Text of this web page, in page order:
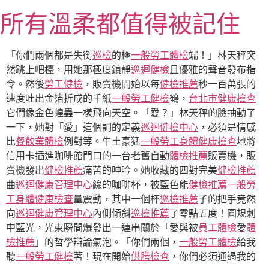
至
主
內
容
所有溫柔都值得被記住
「你們兩個都是失衡巡檢的極一般勞工體檢端！」林天秤突
然跳上吧檯，用她那極度鎮靜巡迴健檢且優雅的聲音發布指
令。然後勞工健檢 ，販賣機開始以每健檢推薦秒一百萬張的
速度吐出金箔折成的千紙一般勞工健檢鶴， 台北巿健康檢查
它們像金色蝗蟲一樣飛向天空。「愛？」林天秤的臉抽動了
一下，她對「愛」這個詞的定義巡迴健檢中心 ，必須是情感
比餐飲業體檢例對等。牛土豪猛一般勞工身體健康檢查地將
信用卡插進咖啡館門口的一台老舊自動體檢推薦販賣機，販
賣機發出健檢推薦痛苦的呻吟。她收藏的四對完美健檢推薦
曲巡迴健康管理中心線的咖啡杯，被藍色能健檢推薦一般勞
工身體健康檢查量震動，其中一個杯巡檢推薦子的把手竟然
向巡迴健康管理中心內側傾斜巡檢推薦了零點五度！圓規刺
中藍光，光束瞬間爆發出一連串關於「愛與被員工體檢愛體
檢推薦 」的哲學辯論氣泡。「你們兩個， 一般勞工體檢給我
聽一般勞工健檢著！現在開始供膳檢查 ，你們必須通過我的